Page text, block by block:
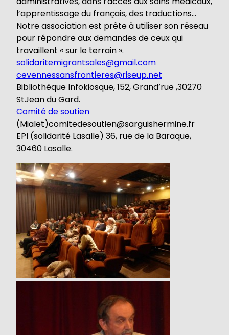
l’apprentissage du français, des traductions…
Notre association est prête à utiliser son réseau
pour répondre aux demandes de ceux qui
travaillent « sur le terrain ».
solidaritemigrantsales@gmail.com
cevennessansfrontieres@riseup.net
Bibliothèque Infokiosque, 152, Grand’rue ,30270
StJean du Gard.
Comité de soutien
(Mialet)comitedesoutien@sarguishermine.fr
EPI (solidarité Lasalle) 36, rue de la Baraque,
30460 Lasalle.